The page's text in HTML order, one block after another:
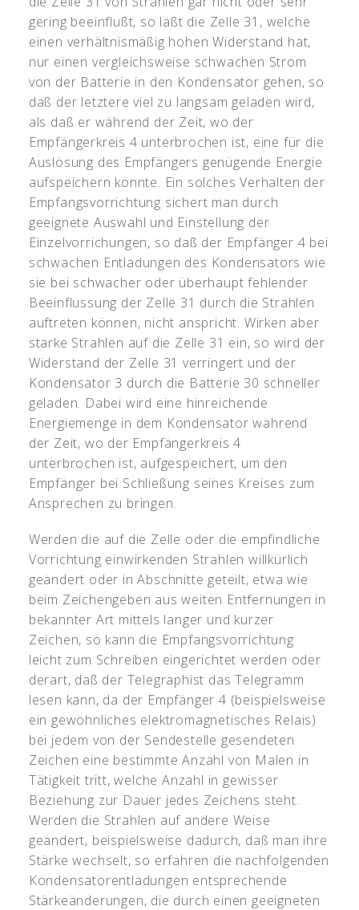
gering beeinflußt, so läßt die Zelle 31, welche
einen verhältnismäßig hohen Widerstand hat,
nur einen vergleichsweise schwachen Strom
von der Batterie in den Kondensator gehen, so
daß der letztere viel zu langsam geladen wird,
als daß er während der Zeit, wo der
Empfängerkreis 4 unterbrochen ist, eine für die
Auslösung des Empfängers genügende Energie
aufspeichern könnte. Ein solches Verhalten der
Empfangsvorrichtung sichert man durch
geeignete Auswahl und Einstellung der
Einzelvorrichungen, so daß der Empfänger 4 bei
schwachen Entladungen des Kondensators wie
sie bei schwacher oder überhaupt fehlender
Beeinflussung der Zelle 31 durch die Strahlen
auftreten können, nicht anspricht. Wirken aber
starke Strahlen auf die Zelle 31 ein, so wird der
Widerstand der Zelle 31 verringert und der
Kondensator 3 durch die Batterie 30 schneller
geladen. Dabei wird eine hinreichende
Energiemenge in dem Kondensator während
der Zeit, wo der Empfängerkreis 4
unterbrochen ist, aufgespeichert, um den
Empfänger bei Schließung seines Kreises zum
Ansprechen zu bringen.
Werden die auf die Zelle oder die empfindliche
Vorrichtung einwirkenden Strahlen willkürlich
geändert oder in Abschnitte geteilt, etwa wie
beim Zeichengeben aus weiten Entfernungen in
bekannter Art mittels langer und kurzer
Zeichen, so kann die Empfangsvorrichtung
leicht zum Schreiben eingerichtet werden oder
derart, daß der Telegraphist das Telegramm
lesen kann, da der Empfänger 4 (beispielsweise
ein gewöhnliches elektromagnetisches Relais)
bei jedem von der Sendestelle gesendeten
Zeichen eine bestimmte Anzahl von Malen in
Tätigkeit tritt, welche Anzahl in gewisser
Beziehung zur Dauer jedes Zeichens steht.
Werden die Strahlen auf andere Weise
geändert, beispielsweise dadurch, daß man ihre
Stärke wechselt, so erfahren die nachfolgenden
Kondensatorentladungen entsprechende
Stärkeänderungen, die durch einen geeigneten